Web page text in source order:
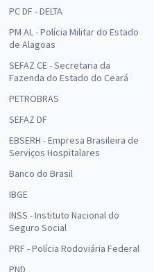
PC DF - DELTA
PM AL - Polícia Militar do Estado
de Alagoas
SEFAZ CE - Secretaria da
Fazenda do Estado do Ceará
PETROBRAS
SEFAZ DF
EBSERH - Empresa Brasileira de
Serviços Hospitalares
Banco do Brasil
IBGE
INSS - Instituto Nacional do
Seguro Social
PRF - Polícia Rodoviária Federal
PND